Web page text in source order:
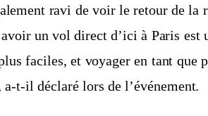
ravi de voir le retour de la
un vol direct d’ici à Paris est
faciles, et voyager en tant que
a-t-il déclaré lors de l’événement.